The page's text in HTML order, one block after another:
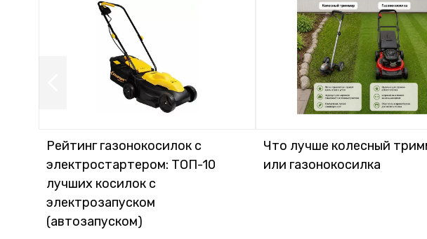
Рейтинг газонокосилок с
электростартером: ТОП-10
лучших косилок с
электрозапуском
(автозапуском)
Что лучше колесный
или газонокосилка